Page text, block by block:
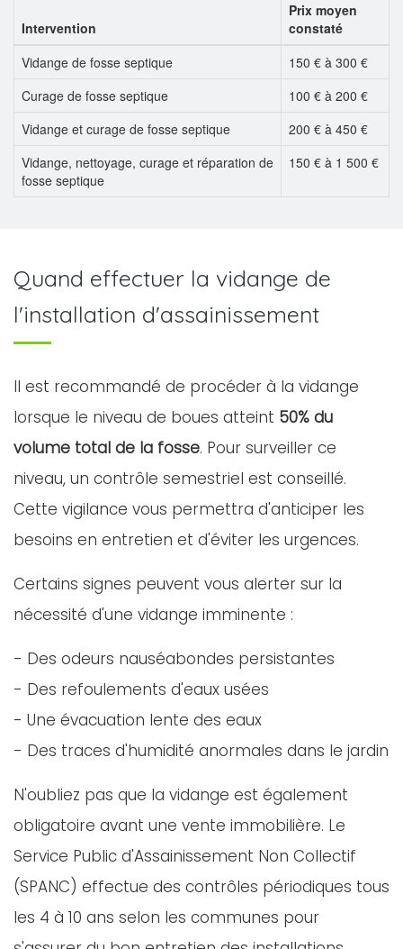
Intervention
Prix moyen
constaté
Vidange de fosse septique
150 € à 300 €
Curage de fosse septique
100 € à 200 €
Vidange et curage de fosse septique
200 € à 450 €
Vidange, nettoyage, curage et réparation de
fosse septique
150 € à 1 500 €
Quand effectuer la vidange de
l'installation d'assainissement
Il est recommandé de procéder à la vidange
lorsque le niveau de boues atteint 50% du
volume total de la fosse. Pour surveiller ce
niveau, un contrôle semestriel est conseillé.
Cette vigilance vous permettra d'anticiper les
besoins en entretien et d'éviter les urgences.
Certains signes peuvent vous alerter sur la
nécessité d'une vidange imminente :
- Des odeurs nauséabondes persistantes
- Des refoulements d'eaux usées
- Une évacuation lente des eaux
- Des traces d'humidité anormales dans le jardin
N'oubliez pas que la vidange est également
obligatoire avant une vente immobilière. Le
Service Public d'Assainissement Non Collectif
(SPANC) effectue des contrôles périodiques tous
les 4 à 10 ans selon les communes pour